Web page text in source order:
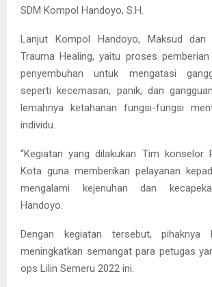
SDM Kompol Handoyo, S.H.
Lanjut Kompol Handoyo, Maksud dan
Trauma Healing, yaitu proses
penyembuhan untuk mengatasi
seperti kecemasan, panik, dan
lemahnya ketahanan fungsi-fungsi
individu.
“Kegiatan yang dilakukan Tim konselor
Kota guna memberikan pelayanan
mengalami kejenuhan dan
Handoyo.
Dengan kegiatan tersebut, pihaknya
meningkatkan semangat para petugas
ops Lilin Semeru 2022 ini.